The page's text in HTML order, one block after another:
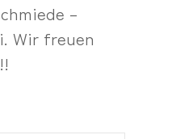
–
Wir freuen